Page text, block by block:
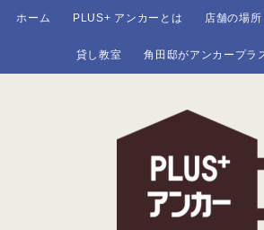
ホーム PLUS+ アンカーとは 店舗の場所
貸し教室 角田邸がアンカープラ